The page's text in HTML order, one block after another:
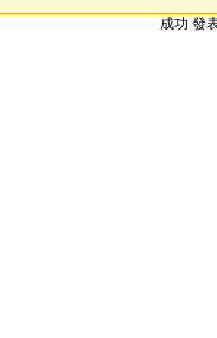
成功 發